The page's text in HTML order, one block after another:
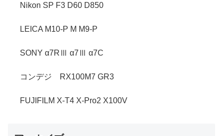
Nikon SP F3 D60 D850
LEICA M10-P M M9-P
SONY α7RⅢ α7Ⅲ α7C
コンデジ RX100M7 GR3
FUJIFILM X-T4 X-Pro2 X100V